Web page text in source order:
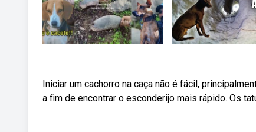
Iniciar um cachorro na caça não é fácil,
a fim de encontrar o esconderijo mais rápido. Os